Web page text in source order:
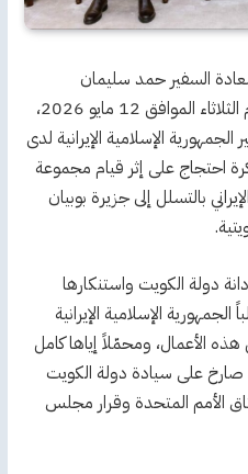
السفير حمد سليمان
المشعان، نائب وزير الخارجية، اليوم الثلاثاء الموافق 12 مايو 2026،
الإسلامية الإيرانية لدى
احتجاج على إثر قيام مجموعة
بالتسلل إلى جزيرة بوبيان
دولة الكويت واستنكارها
الإسلامية الإيرانية
الأعمال، ومحمّلاً إياها كامل
على سيادة دولة الكويت
الأمم المتحدة وقرار مجلس